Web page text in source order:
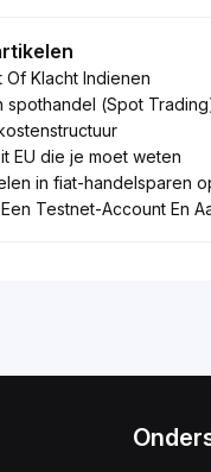
Klacht Indienen
spothandel (Spot
EU die je moet weten
in fiat-handelsparen
Testnet-Account En